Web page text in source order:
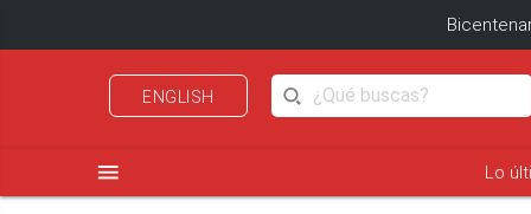
ENGLISH
menu Lo